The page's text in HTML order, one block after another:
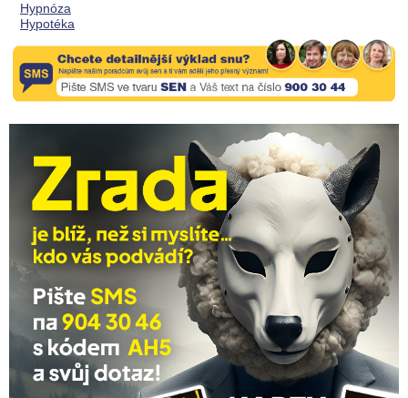
Hypnóza
Hypotéka